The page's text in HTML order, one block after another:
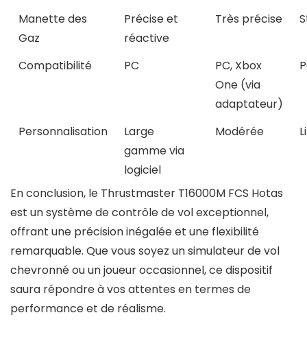
Manette des
Gaz
Précise et
réactive
Très précise
Compatibilité PC
PC, Xbox
One (via
adaptateur)
Personnalisation
Large
gamme via
logiciel
Modérée
En conclusion, le Thrustmaster T16000M FCS Hotas
est un système de contrôle de vol exceptionnel,
offrant une précision inégalée et une flexibilité
remarquable. Que vous soyez un simulateur de vol
chevronné ou un joueur occasionnel, ce dispositif
saura répondre à vos attentes en termes de
performance et de réalisme.